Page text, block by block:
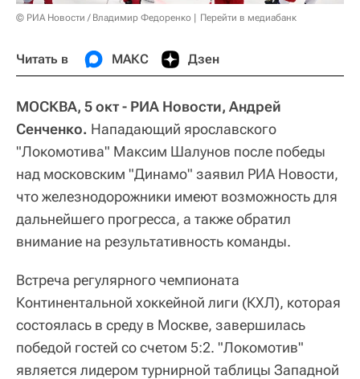
© РИА Новости / Владимир Федоренко Перейти в медиабанк
Читать в МАКС Дзен
МОСКВА, 5 окт - РИА Новости, Андрей
Сенченко. Нападающий ярославского
"Локомотива" Максим Шалунов после победы
над московским "Динамо" заявил РИА Новости,
что железнодорожники имеют возможность для
дальнейшего прогресса, а также обратил
внимание на результативность команды.
Встреча регулярного чемпионата
Континентальной хоккейной лиги (КХЛ), которая
состоялась в среду в Москве, завершилась
победой гостей со счетом 5:2. "Локомотив"
является лидером турнирной таблицы Западной